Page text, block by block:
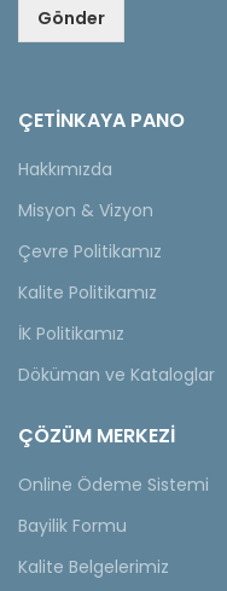
Gönder
ÇETINKAYA PANO
Hakkımızda
Misyon & Vizyon
Çevre Politikamız
Kalite Politikamız
İK Politikamız
Döküman ve Kataloglar
ÇÖZÜM MERKEZİ
Online Ödeme Sistemi
Bayilik Formu
Kalite Belgelerimiz